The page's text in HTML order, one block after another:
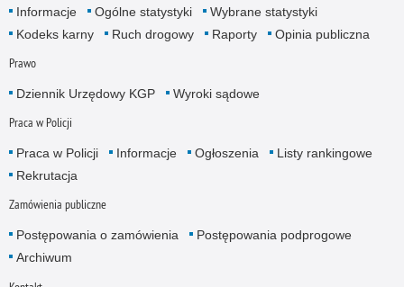
Informacje Ogólne statystyki
Wybrane statystyki
Kodeks karny
Ruch drogowy Raporty Opinia publiczna
Prawo
Dziennik Urzędowy KGP Wyroki sądowe
Praca w Policji
Praca w Policji Informacje Ogłoszenia
Listy rankingowe
Rekrutacja
Zamówienia publiczne
Postępowania o zamówienia
Postępowania podprogowe
Archiwum